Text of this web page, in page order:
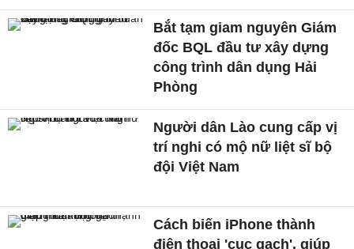
Bắt tạm giam nguyên Giám
đốc BQL đầu tư xây dựng
công trình dân dụng Hải
Phòng
Người dân Lào cung cấp vị
trí nghi có mộ nữ liệt sĩ bộ
đội Việt Nam
Cách biến iPhone thành
điện thoại 'cục gạch', giúp